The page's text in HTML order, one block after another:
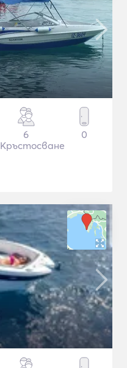
6
Кръстосване
0